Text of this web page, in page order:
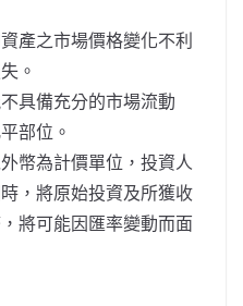
產之市場價格變化不利
。
具備充分的市場流動
部位。
幣為計價單位，投資人
，將原始投資及所獲收
將可能因匯率變動而面